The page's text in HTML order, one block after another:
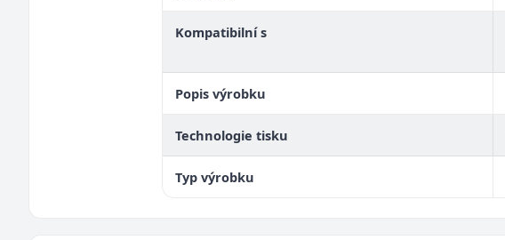
Kompatibilní s
Popis výrobku
Technologie tisku
Typ výrobku